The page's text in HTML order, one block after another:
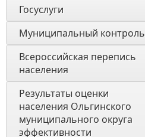
Госуслуги
Муниципальный контроль
Всероссийская перепись
населения
Результаты оценки
населения Ольгинского
муниципального округа
эффективности